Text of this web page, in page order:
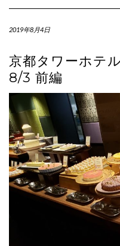
2019年8月4日
京都タワーホテ
8/3 前編